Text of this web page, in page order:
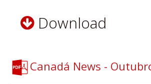
Download
Canadá News -